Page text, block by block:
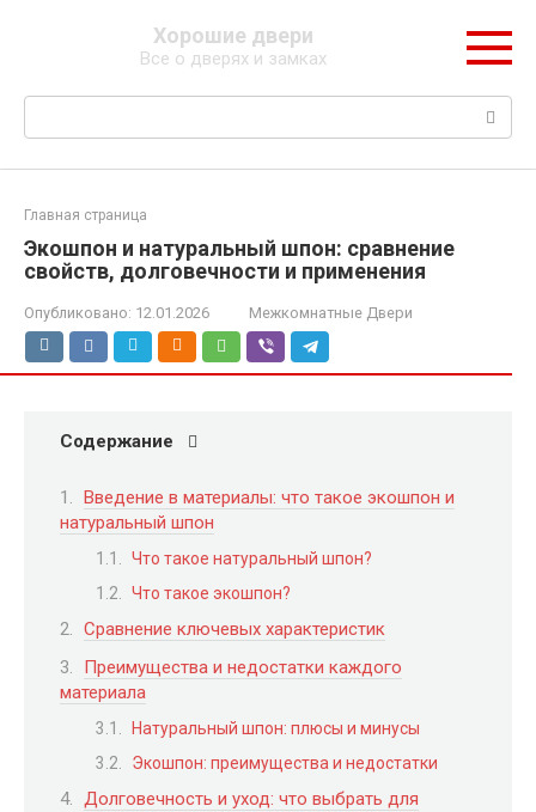
Хорошие двери
Все о дверях и замках
Поиск:
Главная страница
Экошпон и натуральный шпон: сравнение
свойств, долговечности и применения
Опубликовано: 12.01.2026 Межкомнатные Двери
Содержание
Введение в материалы: что такое экошпон и
натуральный шпон
Что такое натуральный шпон?
Что такое экошпон?
Сравнение ключевых характеристик
Преимущества и недостатки каждого
материала
Натуральный шпон: плюсы и минусы
Экошпон: преимущества и недостатки
Долговечность и уход: что выбрать для